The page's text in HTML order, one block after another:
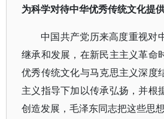
为科学对待中华优秀传统文化提
中国共产党历来高度重视对
继承和发展，在新民主主义革命
优秀传统文化与马克思主义深度
主义指导下加以传承弘扬，并根
创造发展，毛泽东同志把这些思